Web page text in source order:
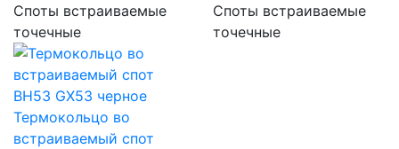
Споты встраиваемые
точечные
Споты встраиваемые
точечные
Термокольцо во
встраиваемый спот